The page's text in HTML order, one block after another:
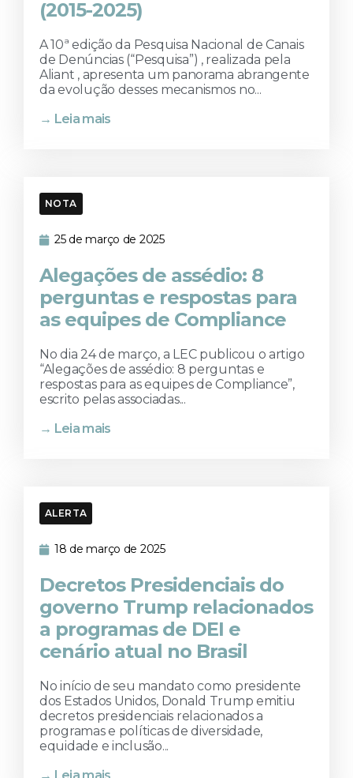
(2015-2025)
A 10ª edição da Pesquisa Nacional de Canais
de Denúncias (“Pesquisa”) , realizada pela
Aliant , apresenta um panorama abrangente
da evolução desses mecanismos no...
→ Leia mais
NOTA
25 de março de 2025
Alegações de assédio: 8
perguntas e respostas para
as equipes de Compliance
No dia 24 de março, a LEC publicou o artigo
“Alegações de assédio: 8 perguntas e
respostas para as equipes de Compliance”,
escrito pelas associadas...
→ Leia mais
ALERTA
18 de março de 2025
Decretos Presidenciais do
governo Trump relacionados
a programas de DEI e
cenário atual no Brasil
No início de seu mandato como presidente
dos Estados Unidos, Donald Trump emitiu
decretos presidenciais relacionados a
programas e políticas de diversidade,
equidade e inclusão...